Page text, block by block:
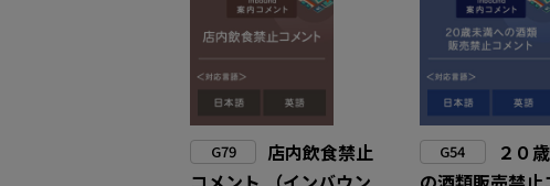
G79
店内飲食禁止
G54
２０